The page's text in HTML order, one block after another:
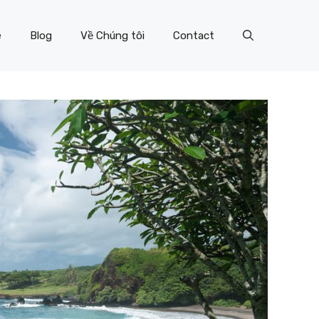
Blog Về Chúng tôi Contact